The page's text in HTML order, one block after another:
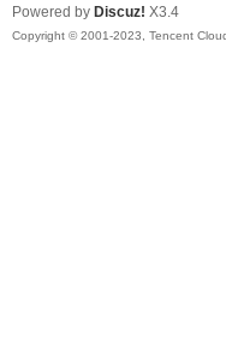
Powered by Discuz! X3.4
Copyright © 2001-2023, Tencent